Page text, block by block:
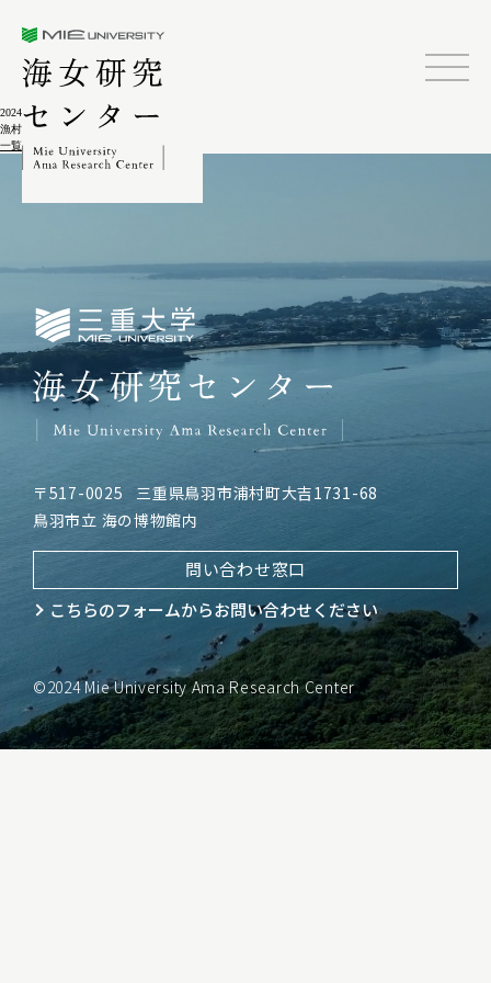
2024.02.04
漁村水産地理学研究 第2集
一覧に戻る
三重大学海女研究センター
〒517-0025
三重県鳥羽市浦村町大吉1731-68
鳥羽市立 海の博物館内
問い合わせ窓口
こちらのフォームからお問い合わせください
©2024 Mie University Ama Research Center